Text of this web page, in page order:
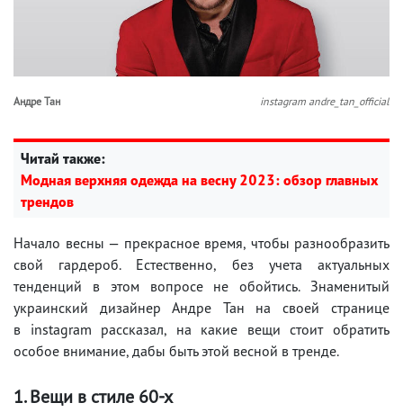
Андре Тан instagram andre_tan_official
Читай также:
Модная верхняя одежда на весну 2023: обзор главных
трендов
Начало весны — прекрасное время, чтобы разнообразить
свой гардероб. Естественно, без учета актуальных
тенденций в этом вопросе не обойтись. Знаменитый
украинский дизайнер Андре Тан на своей странице
в instagram рассказал, на какие вещи стоит обратить
особое внимание, дабы быть этой весной в тренде.
1. Вещи в стиле 60-х